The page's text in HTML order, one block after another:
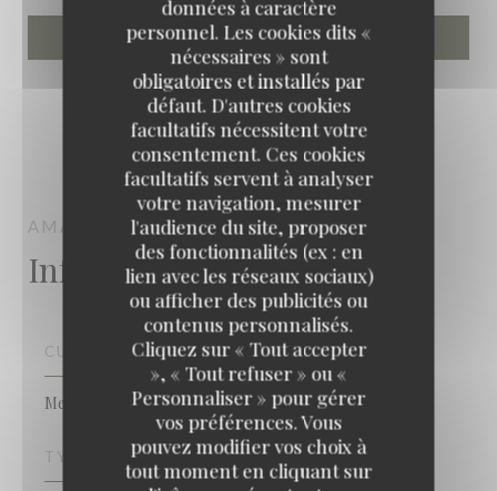
données à caractère
personnel. Les cookies dits «
nécessaires » sont
obligatoires et installés par
défaut. D'autres cookies
facultatifs nécessitent votre
consentement. Ces cookies
facultatifs servent à analyser
votre navigation, mesurer
l'audience du site, proposer
des fonctionnalités (ex : en
lien avec les réseaux sociaux)
ou afficher des publicités ou
contenus personnalisés.
Cliquez sur « Tout accepter
», « Tout refuser » ou «
Personnaliser » pour gérer
vos préférences. Vous
pouvez modifier vos choix à
tout moment en cliquant sur
AMAGAT CAVE À MANGERPARIS
Infos pratiques
CUISINE
Meditérranéenne
TYPE DE RESTAURANT